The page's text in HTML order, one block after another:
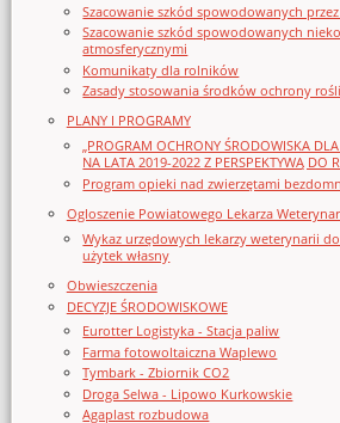
Szacowanie szkód spowodowanych
Szacowanie szkód spowodowanych
atmosferycznymi
Komunikaty dla rolników
Zasady stosowania środków ochrony
PLANY I PROGRAMY
„PROGRAM OCHRONY ŚRODOWISKA
NA LATA 2019-2022 Z PERSPEKTYWĄ DO
Program opieki nad zwierzętami
Ogloszenie Powiatowego Lekarza
Wykaz urzędowych lekarzy weterynarii
użytek własny
Obwieszczenia
DECYZJE ŚRODOWISKOWE
Eurotter Logistyka - Stacja paliw
Farma fotowoltaiczna Waplewo
Tymbark - Zbiornik CO2
Droga Selwa - Lipowo Kurkowskie
Agaplast rozbudowa